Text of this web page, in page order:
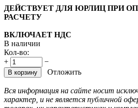
ДЕЙСТВУЕТ ДЛЯ ЮРЛИЦ ПРИ
РАСЧЕТУ
ВКЛЮЧАЕТ НДС
В наличии
Кол-во:
+
−
В корзину Отложить
Вся информация на сайте носит
характер, и не является публичной